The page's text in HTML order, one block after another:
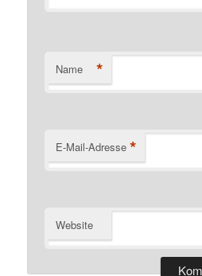
Name *
E-Mail-Adresse *
Website